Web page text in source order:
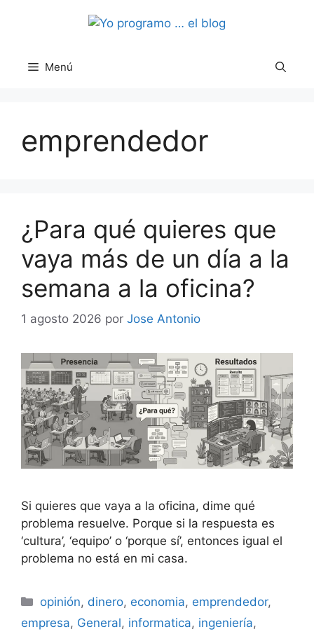
Menú
emprendedor
¿Para qué quieres que
vaya más de un día a la
semana a la oficina?
1 agosto 2026 por Jose Antonio
Si quieres que vaya a la oficina, dime qué
problema resuelve. Porque si la respuesta es
‘cultura’, ‘equipo’ o ‘porque sí’, entonces igual el
problema no está en mi casa.
Categorías
opinión, dinero, economia, emprendedor,
empresa, General, informatica, ingeniería,